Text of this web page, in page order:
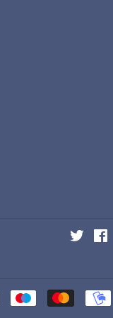
Twitter